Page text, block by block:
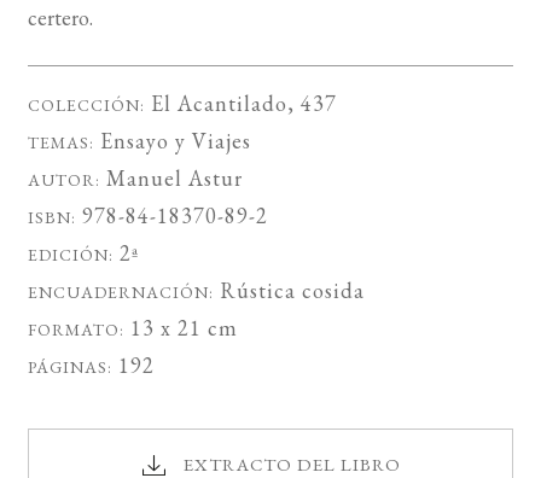
certero.
COLECCIÓN: El Acantilado, 437
TEMAS: Ensayo y Viajes
AUTOR: Manuel Astur
ISBN: 978-84-18370-89-2
EDICIÓN: 2ª
ENCUADERNACIÓN: Rústica cosida
FORMATO: 13 x 21 cm
PÁGINAS: 192
EXTRACTO DEL LIBRO